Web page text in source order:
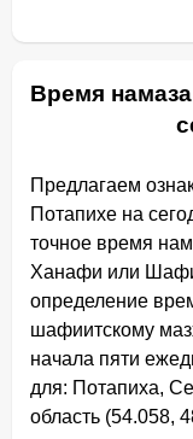
Время
Предлагаем
Потапихе на
точное время
Ханафи или
определение
шафиитскому
начала пяти
для: Потапиха,
область (54.058,